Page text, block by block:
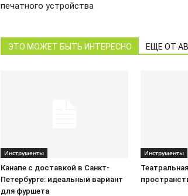
печатного устройства
ЭТО МОЖЕТ БЫТЬ ИНТЕРЕСНО ЕЩЕ ОТ
Инструменты
Канапе с доставкой в Санкт-
Петербурге: идеальный вариант
для фуршета
Инструменты